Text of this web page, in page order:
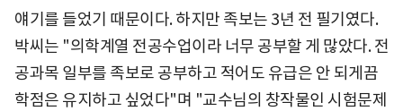
얘기를 들었기 때문이다. 하지만 족보는 3년 전 필기였다.
박씨는 "의학계열 전공수업이라 너무 공부할 게 많았다. 전
공과목 일부를 족보로 공부하고 적어도 유급은 안 되게끔
학점은 유지하고 싶었다"며 "교수님의 창작물인 시험문제